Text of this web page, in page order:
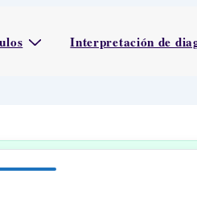
Interpretación de